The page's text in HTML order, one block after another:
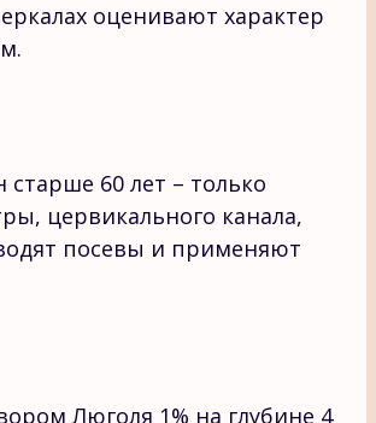
оценивают характер
60 лет – только
цервикального канала,
посевы и применяют
Люголя 1% на глубине 4